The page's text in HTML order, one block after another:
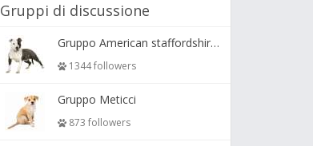
Gruppi di discussione
Gruppo American staffordshire terrier ( amstaff, amastaff )
1344 followers
Gruppo Meticci
873 followers